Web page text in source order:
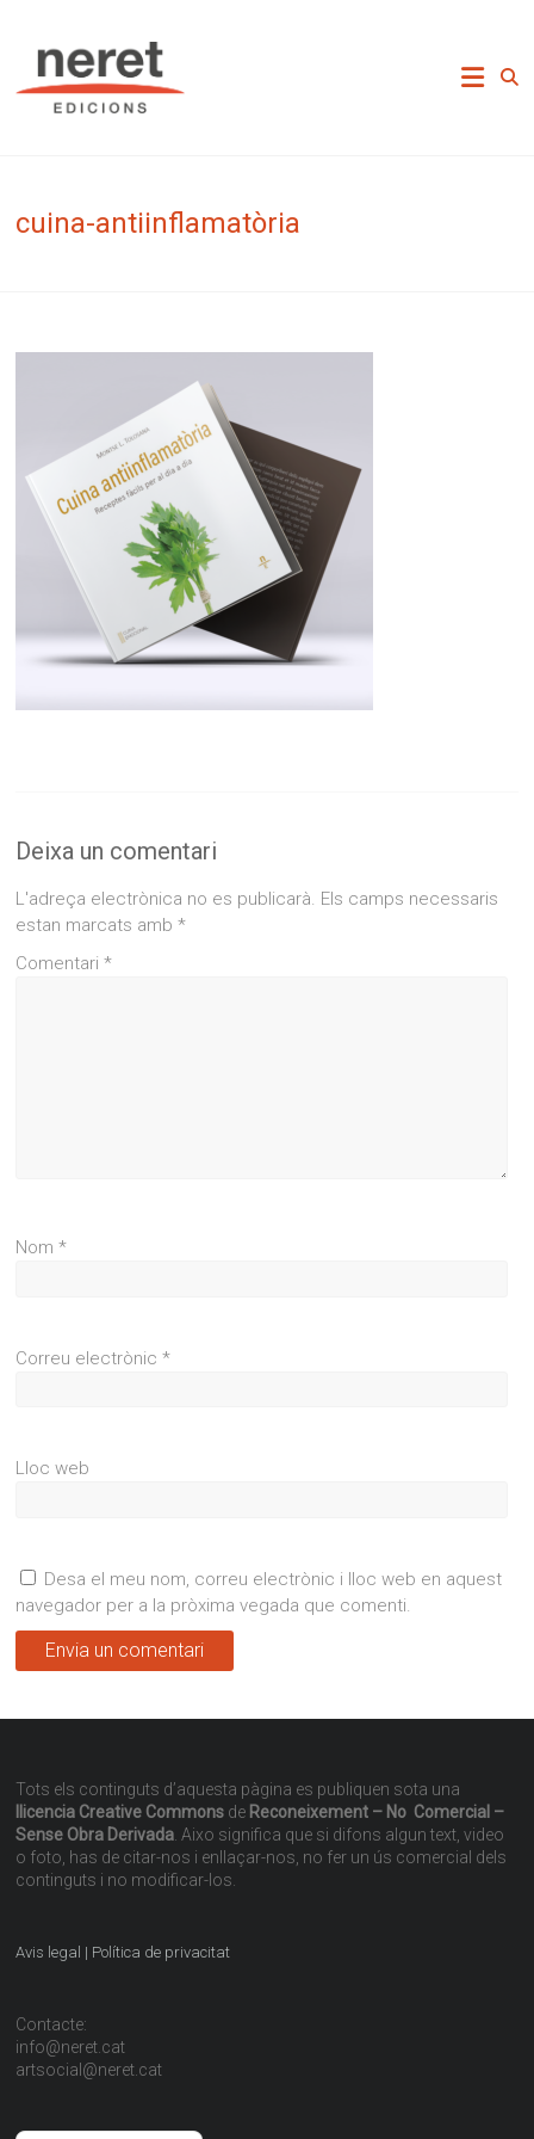
content
Neret Edicions
cuina-antiinflamatòria
Deixa un comentari
L'adreça electrònica no es publicarà. Els camps necessaris
estan marcats amb*
Comentari*
Nom*
Correu electrònic*
Lloc web
Desa el meu nom, correu electrònic i lloc web en aquest
navegador per a la pròxima vegada que comenti.
Tots els continguts d’aquesta pàgina es publiquen sota una
llicencia Creative Commons de Reconeixement – No Comercial –
Sense Obra Derivada . Aixo significa que si difons algun text, video
o foto, has de citar-nos i enllaçar-nos, no fer un ús comercial dels
continguts i no modificar-los.
Avis legal | Política de privacitat
Contacte:
info@neret.cat
artsocial@neret.cat